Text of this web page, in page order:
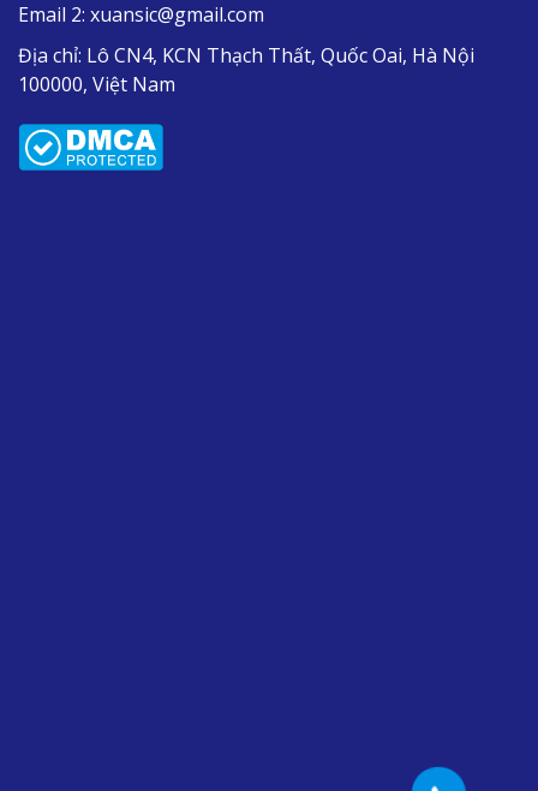
Email 2: xuansic@gmail.com
Địa chỉ: Lô CN4, KCN Thạch Thất, Quốc Oai, Hà Nội
100000, Việt Nam